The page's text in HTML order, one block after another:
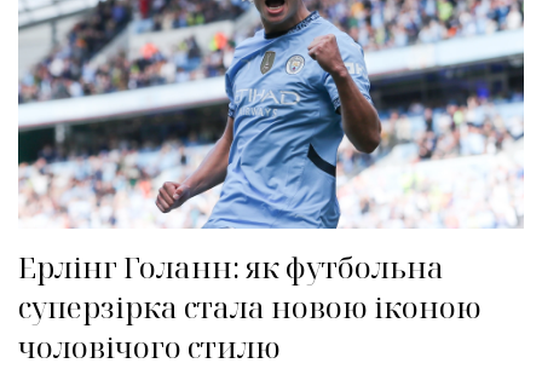
Ерлінг Голанн: як футбольна
суперзірка стала новою іконою
чоловічого стилю